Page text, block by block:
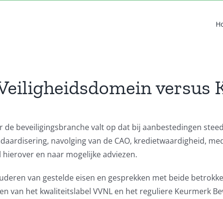
versus
de beveiligingsbranche valt op dat bij aanbestedingen
navolging van de CAO, kredietwaardigheid,
en naar mogelijke adviezen.
van gestelde eisen en gesprekken met beide
van het kwaliteitslabel VVNL en het reguliere Keurmerk